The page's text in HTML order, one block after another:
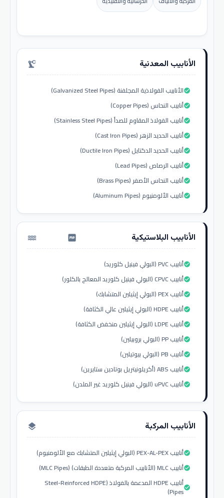
الأنابيب المعدنية precision_manufacturing
الأنابيب الفولاذية المجلفنة (Galvanized Steel Pipes)check_circle
أنابيب النحاس (Copper Pipes)check_circle
أنابيب الفولاذ المقاوم للصدأ (Stainless Steel Pipes)check_circle
أنابيب الحديد الزهر (Cast Iron Pipes)check_circle
أنابيب الحديد الدكتايل (Ductile Iron Pipes)check_circle
أنابيب الرصاص (Lead Pipes)check_circle
أنابيب النحاس الأصفر (Brass Pipes)check_circle
أنابيب الألومنيوم (Aluminum Pipes)check_circle
الأنابيب البلاستيكية water_pump
أنابيب PVC (البولي فينيل كلوريد)check_circle
أنابيب CPVC (البولي فينيل كلوريد المعالج بالكلور)check_circle
أنابيب PEX (البولي إيثيلين المتشابك)check_circle
أنابيب HDPE (البولي إيثيلين عالي الكثافة)check_circle
أنابيب LDPE (البولي إيثيلين منخفض الكثافة)check_circle
أنابيب PP (البولي بروبيلين)check_circle
أنابيب PB (البولي بيوتيلين)check_circle
أنابيب ABS (أكريلونيتريل بوتادين ستايرين)check_circle
أنابيب uPVC (البولي فينيل كلوريد غير الملدن)check_circle
الأنابيب المركبة layers
أنابيب PEX-AL-PEX (البولي إيثيلين المتشابك مع الألومنيوم)check_circle
أنابيب MLC (الأنابيب المركبة متعددة الطبقات) (MLC Pipes)check_circle
أنابيب HDPE المدعمة بالفولاذ (Steel-Reinforced HDPE
Pipes)check_circle